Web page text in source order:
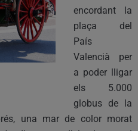
encordant la
plaça del
País
Valencià per
a poder lligar
els 5.000
globus de la
una mar de color morat